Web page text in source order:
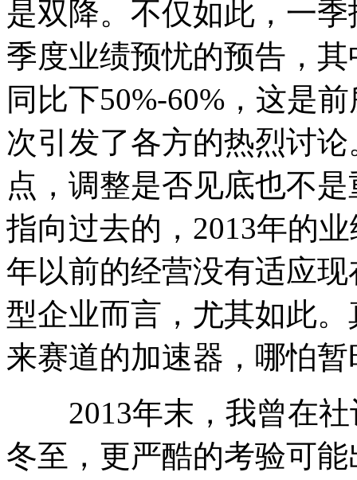
是双降。不仅如此，一
季度业绩预忧的预告，
同比下50%-60%，这是
次引发了各方的热烈讨
点，调整是否见底也不
指向过去的，2013年的
年以前的经营没有适应
型企业而言，尤其如此
来赛道的加速器，哪怕
2013年末，我曾在社
冬至，更严酷的考验可